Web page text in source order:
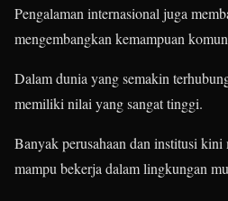
Pengalaman internasional juga
mengembangkan kemampuan
Dalam dunia yang semakin
memiliki nilai yang sangat tinggi.
Banyak perusahaan dan institusi
mampu bekerja dalam lingkungan